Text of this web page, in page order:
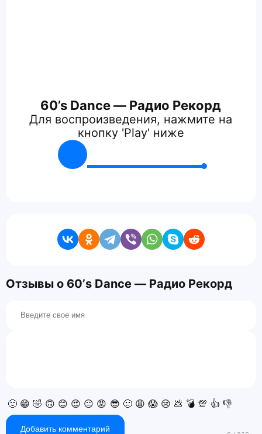
60’s Dance — Радио Рекорд
Для воспроизведения, нажмите на
кнопку 'Play' ниже
Отзывы о 60’s Dance — Радио Рекорд
🙂 😁 🤣 🙃 😊 😍 😐 😡 😎 🙁 😩 😱 😢 💩 💣 💯 👍 👎
Добавить комментарий